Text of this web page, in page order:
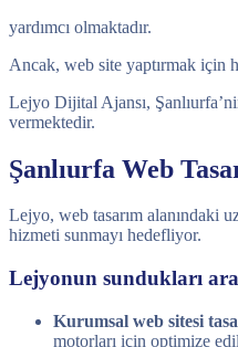
yardımcı olmaktadır.
Ancak, web site yaptırmak için
Lejyo Dijital Ajansı,
vermektedir.
Şanlıurfa Web
Lejyo, web tasarım alanındaki
hizmeti sunmayı hedefliyor.
Lejyonun sundukları
Kurumsal web sitesi
motorları için optimize